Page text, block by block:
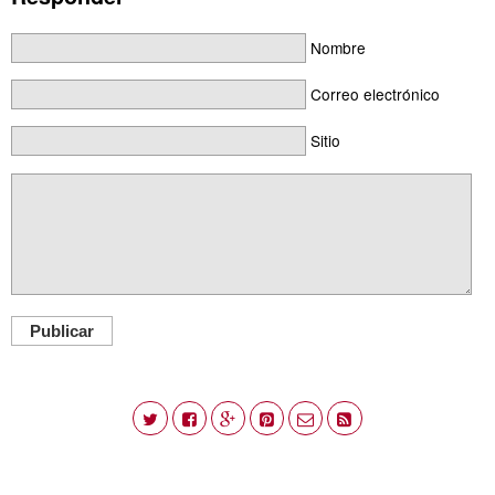
Nombre
Correo electrónico
Sitio
Publicar